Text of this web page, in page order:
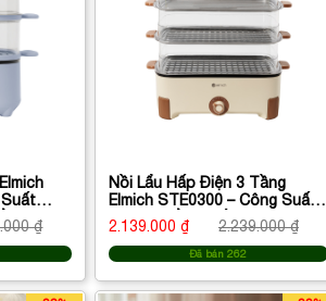
Suất
Tiện
₫
Nồi Lẩu Hấp Điện 3 Tầng
Elmich STE0300 – Công Suất
1700W, Lẩu & Hấp Đa Năng
2.139.000 ₫ 2.239.000 ₫
Đã bán 262